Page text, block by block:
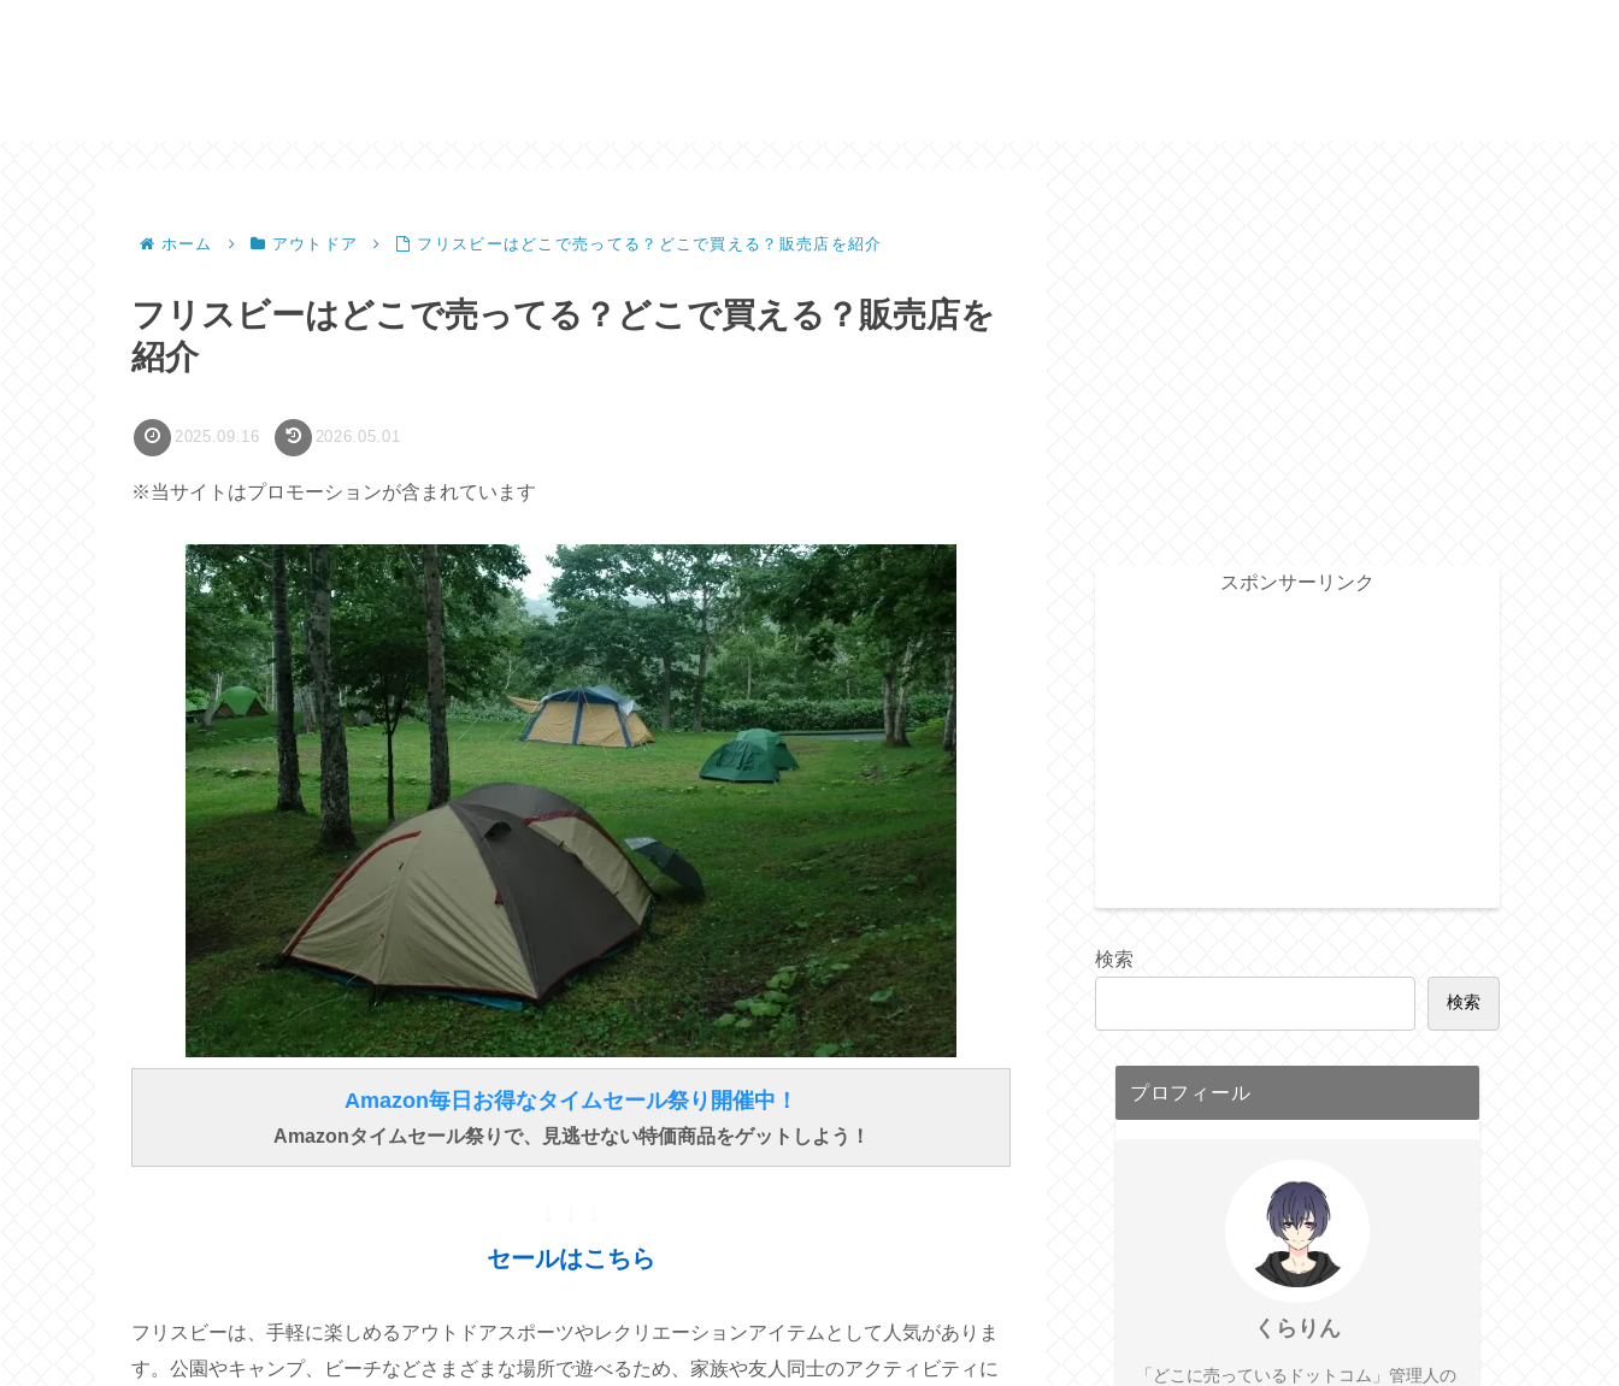
ホーム アウトドア フリスビーはどこで売ってる？どこで買える？販売店を紹介
フリスビーはどこで売ってる？どこで買える？販売店を
紹介
2025.09.16 2026.05.01
※当サイトはプロモーションが含まれています
Amazon毎日お得なタイムセール祭り開催中！
Amazonタイムセール祭りで、見逃せない特価商品をゲットしよう！
セールはこちら
フリスビーは、手軽に楽しめるアウトドアスポーツやレクリエーションアイテムとして人気がありま
す。公園やキャンプ、ビーチなどさまざまな場所で遊べるため、家族や友人同士のアクティビティに
スポンサーリンク
検索
検索
プロフィール
くらりん
「どこに売っているドットコム」管理人の